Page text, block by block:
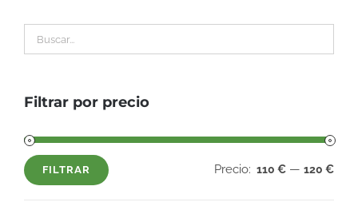
Filtrar por precio
Precio
Precio
FILTRAR Precio: 110 € — 120 €